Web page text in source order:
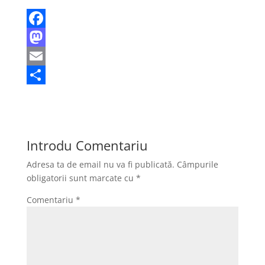
F
a
c
o
k
M
a
d
o
E
lt
a
Introdu Comentariu
Adresa ta de email nu va fi publicată. Câmpurile
obligatorii sunt marcate cu *
Comentariu *